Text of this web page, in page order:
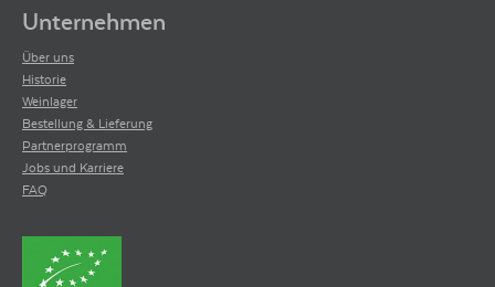
Unternehmen
Über uns
Historie
Weinlager
Bestellung & Lieferung
Partnerprogramm
Jobs und Karriere
FAQ